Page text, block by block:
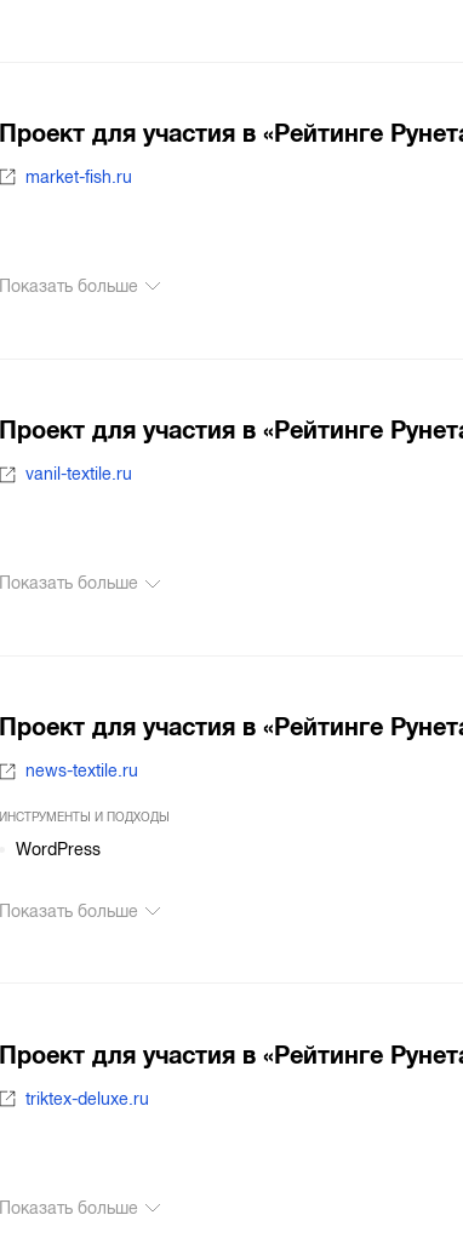
Проект для участия в «Рейтинге
market-fish.ru
Показать больше
Проект для участия в «Рейтинге
vanil-textile.ru
Показать больше
Проект для участия в «Рейтинге
news-textile.ru
ИНСТРУМЕНТЫ И ПОДХОДЫ
WordPress
Показать больше
Проект для участия в «Рейтинге
triktex-deluxe.ru
Показать больше